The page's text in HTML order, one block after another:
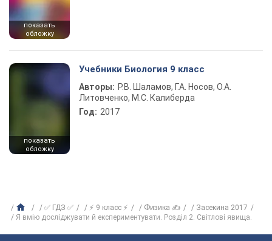
показать
обложку
показать
обложку
Учебники Биология 9 класс
Авторы: Р.В. Шаламов, Г.А. Носов, О.А.
Литовченко, М.С. Калиберда
Год: 2017
✅ ГДЗ ✅ ⚡ 9 класс ⚡ Физика ✍
Засекина 2017
Я вмію досліджувати й експериментувати. Розділ 2. Світлові явища.